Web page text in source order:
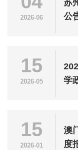
2026-06
苏
公
15
2026-05
学
15
2026-01
澳
度